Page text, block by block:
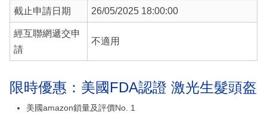
截止申請日期 26/05/2025 18:00:00
經互聯網遞交申
請
不適用
限時優惠：美國FDA認證 激光生髮頭盔
美國amazon鎖量及評價No. 1